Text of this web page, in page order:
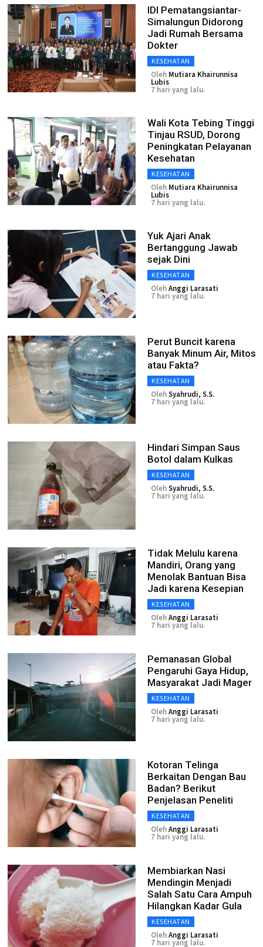
IDI Pematangsiantar-
Simalungun Didorong
Jadi Rumah Bersama
Dokter
KESEHATAN
Oleh Mutiara Khairunnisa
Lubis
7 hari yang lalu.
Wali Kota Tebing Tinggi
Tinjau RSUD, Dorong
Peningkatan Pelayanan
Kesehatan
KESEHATAN
Oleh Mutiara Khairunnisa
Lubis
7 hari yang lalu.
Yuk Ajari Anak
Bertanggung Jawab
sejak Dini
KESEHATAN
OlehAnggi Larasati
7 hari yang lalu.
Perut Buncit karena
Banyak Minum Air, Mitos
atau Fakta?
KESEHATAN
OlehSyahrudi, S.S.
7 hari yang lalu.
Hindari Simpan Saus
Botol dalam Kulkas
KESEHATAN
OlehSyahrudi, S.S.
7 hari yang lalu.
Tidak Melulu karena
Mandiri, Orang yang
Menolak Bantuan Bisa
Jadi karena Kesepian
KESEHATAN
OlehAnggi Larasati
7 hari yang lalu.
Pemanasan Global
Pengaruhi Gaya Hidup,
Masyarakat Jadi Mager
KESEHATAN
OlehAnggi Larasati
7 hari yang lalu.
Kotoran Telinga
Berkaitan Dengan Bau
Badan? Berikut
Penjelasan Peneliti
KESEHATAN
OlehAnggi Larasati
7 hari yang lalu.
Membiarkan Nasi
Mendingin Menjadi
Salah Satu Cara Ampuh
Hilangkan Kadar Gula
KESEHATAN
OlehAnggi Larasati
7 hari yang lalu.